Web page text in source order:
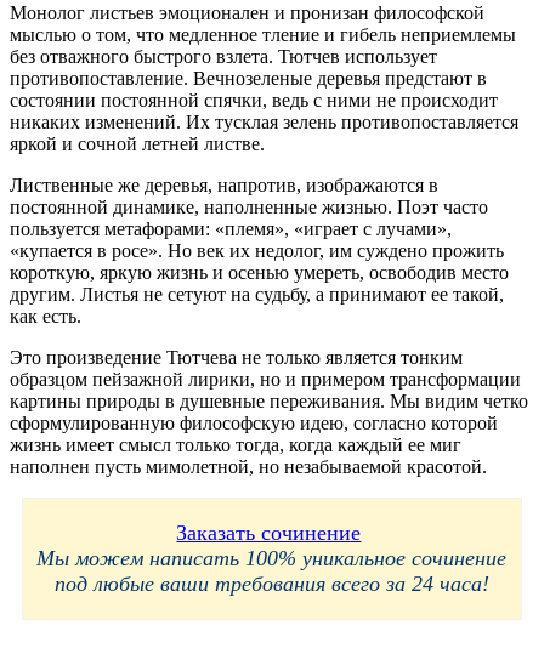
Монолог листьев эмоционален и пронизан философской
мыслью о том, что медленное тление и гибель неприемлемы
без отважного быстрого взлета. Тютчев использует
противопоставление. Вечнозеленые деревья предстают в
состоянии постоянной спячки, ведь с ними не происходит
никаких изменений. Их тусклая зелень противопоставляется
яркой и сочной летней листве.
Лиственные же деревья, напротив, изображаются в
постоянной динамике, наполненные жизнью. Поэт часто
пользуется метафорами: «племя», «играет с лучами»,
«купается в росе». Но век их недолог, им суждено прожить
короткую, яркую жизнь и осенью умереть, освободив место
другим. Листья не сетуют на судьбу, а принимают ее такой,
как есть.
Это произведение Тютчева не только является тонким
образцом пейзажной лирики, но и примером трансформации
картины природы в душевные переживания. Мы видим четко
сформулированную философскую идею, согласно которой
жизнь имеет смысл только тогда, когда каждый ее миг
наполнен пусть мимолетной, но незабываемой красотой.
Заказать сочинение
Мы можем написать 100% уникальное сочинение
под любые ваши требования всего за 24 часа!